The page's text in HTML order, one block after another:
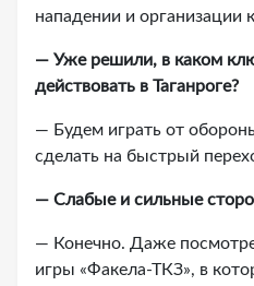
нападении и организации
— Уже решили, в каком
действовать в Таганроге?
— Будем играть от
сделать на быстрый
— Слабые и сильные
— Конечно. Даже
игры «Факела-ТКЗ», в